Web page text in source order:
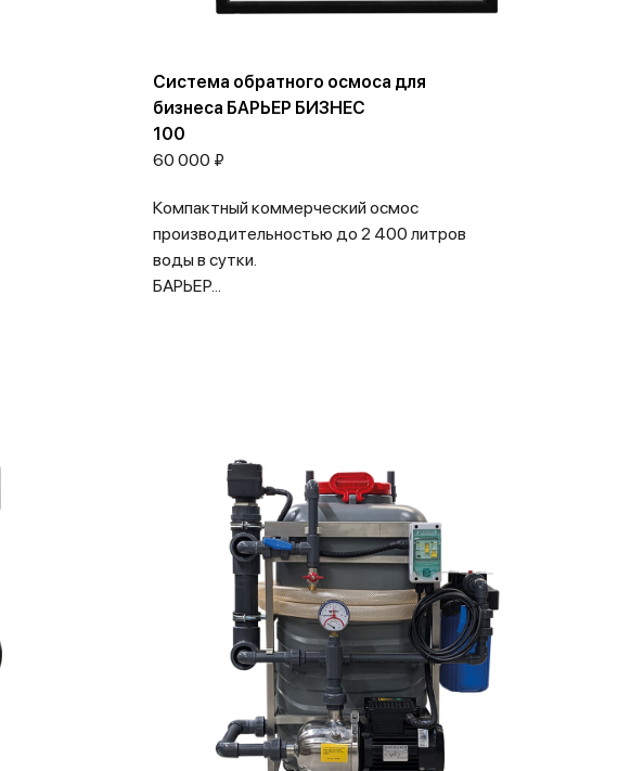
Система обратного осмоса для
бизнеса БАРЬЕР БИЗНЕС
100
60 000 ₽
Компактный коммерческий осмос
производительностью до 2 400 литров
воды в сутки.
БАРЬЕР...